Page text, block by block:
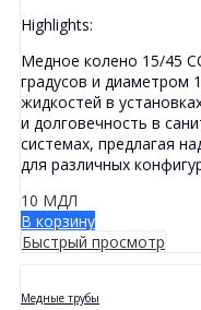
Highlights:
Медное колено 15/45
градусов и диаметром
жидкостей в
и долговечность в
системах, предлагая
для различных
10 МДЛ
В корзину
Быстрый просмотр
Медные трубы